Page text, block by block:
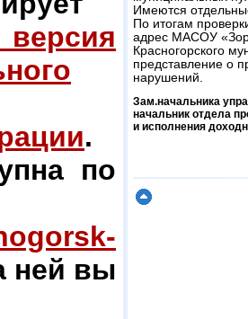
.
по
ней вы
Имеются
По итогам
адрес МАСОУ
Красногорского
представление о
нарушений.
Зам.начальника
начальник отдела
и исполнения